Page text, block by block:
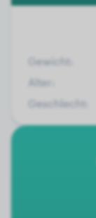
Gewicht:
Alter:
Geschlecht: